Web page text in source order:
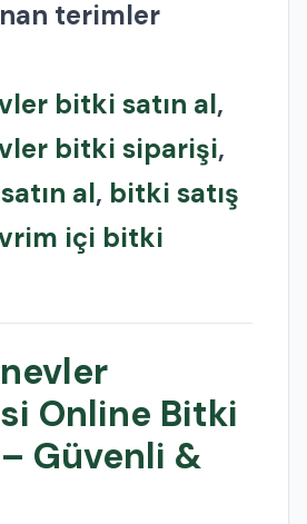
terimler
bitki satın al,
bitki siparişi,
al, bitki satış
içi bitki
Online Bitki
Güvenli &